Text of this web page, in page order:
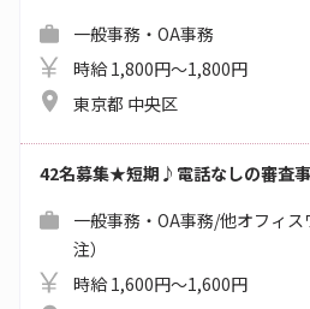
一般事務・OA事務
時給 1,800円～1,800円
東京都 中央区
42名募集★短期♪電話なしの審査
一般事務・OA事務/他オフィ
注）
時給 1,600円～1,600円